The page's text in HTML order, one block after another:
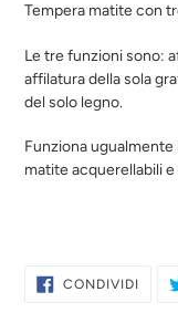
Tempera matite con
Le tre funzioni sono:
affilatura della sola
del solo legno.
Funziona
matite acquerellabili
CONDIVIDI
SU